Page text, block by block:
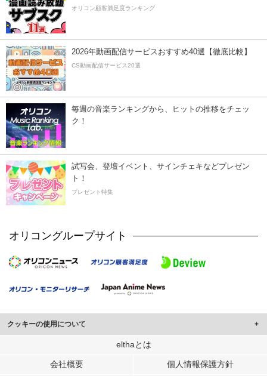
オリコン顧客満足度ランキング
2026年動画配信サービスおすすめ40選【徹底比較】
CS動画配信サービス20選
毎週の音楽ランキングから、ヒットの推移をチェッ
ク！
試写会、登壇イベント、サインチェキなどプレゼン
ト！
プレゼント特集
オリコングループサイト
クッキーの使用について
このサイトでは Cookie を使用して、ユーザーに合わせたコンテンツや広告の
行っています。
elthaとは
会社概要 個人情報保護方針